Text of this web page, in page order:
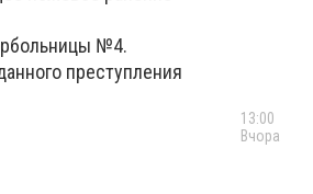
№4.
преступления
13:00
Вчора